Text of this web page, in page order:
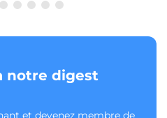
notre digest